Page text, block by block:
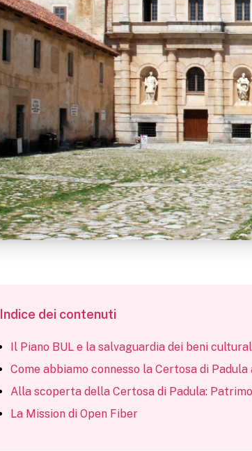
Indice dei contenuti
Il Piano BUL e la salvaguardia dei beni
Come abbiamo connesso la Certosa di
Alla scoperta della Certosa di Padula:
La Mission di Open Fiber